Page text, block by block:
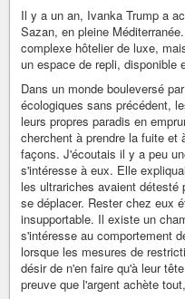
Il y a un an, Ivanka Trump a
Sazan, en pleine
complexe hôtelier de luxe,
un espace de repli, disponible
Dans un monde bouleversé
écologiques sans précédent,
leurs propres paradis en
cherchent à prendre la fuite et
façons. J'écoutais il y a peu
s'intéresse à eux. Elle
les ultrariches avaient
se déplacer. Rester chez eux
insupportable. Il existe un
s'intéresse au comportement
lorsque les mesures de
désir de n'en faire qu'à leur
preuve que l'argent achète